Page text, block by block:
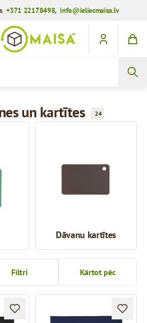
+371 22178498,info@ieliecmaisa.lv
un kartītes 24
Dāvanu kartītes
Kārtot pēc
Filtri